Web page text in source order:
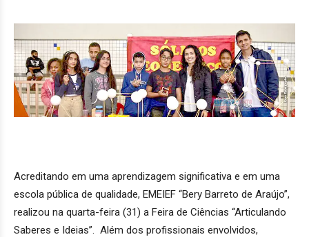
Acreditando em uma aprendizagem significativa e em uma
escola pública de qualidade, EMEIEF “Bery Barreto de Araújo”,
realizou na quarta-feira (31) a Feira de Ciências “Articulando
Saberes e Ideias”. Além dos profissionais envolvidos,